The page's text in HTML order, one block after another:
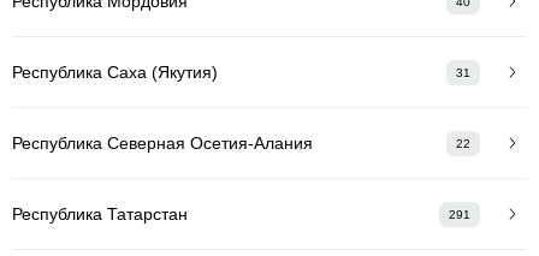
Республика Саха (Якутия) 31
Республика Северная Осетия-Алания 22
Республика Татарстан 291